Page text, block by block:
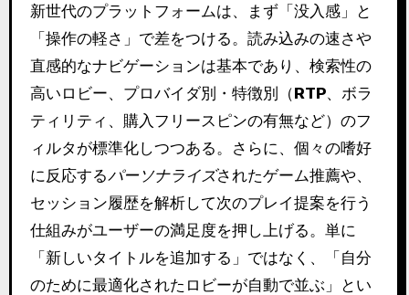
新世代のプラットフォームは、まず「没入感」と
「操作の軽さ」で差をつける。読み込みの速さや
直感的なナビゲーションは基本であり、検索性の
高いロビー、プロバイダ別・特徴別（RTP、ボラ
ティリティ、購入フリースピンの有無など）のフ
ィルタが標準化しつつある。さらに、個々の嗜好
に反応するパーソナライズされたゲーム推薦や、
セッション履歴を解析して次のプレイ提案を行う
仕組みがユーザーの満足度を押し上げる。単に
「新しいタイトルを追加する」ではなく、「自分
のために最適化されたロビーが自動で並ぶ」とい